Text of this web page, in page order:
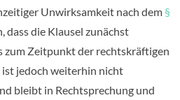
Unwirksamkeit nach dem §
dass die Klausel zunächst
zum Zeitpunkt der rechtskräftigen
ist jedoch weiterhin nicht
bleibt in Rechtsprechung und